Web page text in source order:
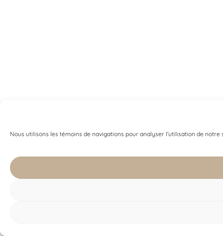
Nous utilisons les témoins de navigations pour analyser l'utilisation de